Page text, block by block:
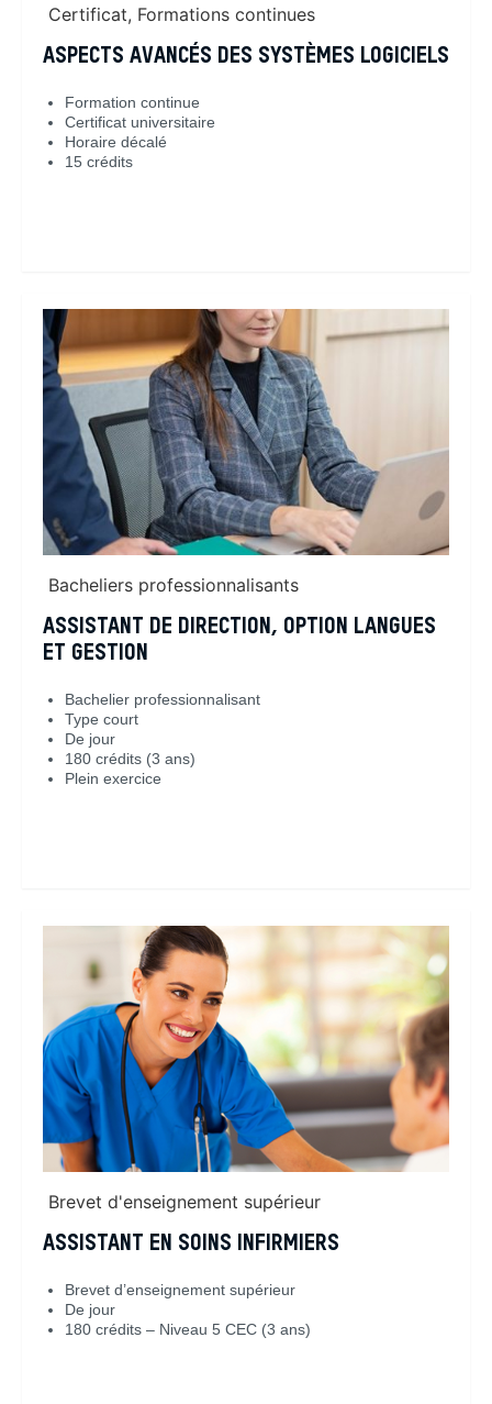
Certificat, Formations continues
ASPECTS AVANCÉS DES SYSTÈMES LOGICIELS
Formation continue
Certificat universitaire
Horaire décalé
15 crédits
Bacheliers professionnalisants
ASSISTANT DE DIRECTION, OPTION LANGUES
ET GESTION
Bachelier professionnalisant
Type court
De jour
180 crédits (3 ans)
Plein exercice
Brevet d'enseignement supérieur
ASSISTANT EN SOINS INFIRMIERS
Brevet d’enseignement supérieur
De jour
180 crédits – Niveau 5 CEC (3 ans)